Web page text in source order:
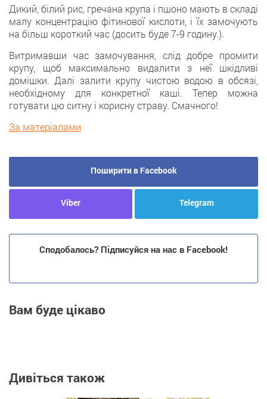
Дикий, білий рис, гречана крупа і пшоно мають в складі
малу концентрацію фітинової кислоти, і їх замочують
на більш короткий час (досить буде 7-9 годину.).
Витримавши час замочування, слід добре промити
крупу, щоб максимально видалити з неї шкідливі
домішки. Далі залити крупу чистою водою в обсязі,
необхідному для конкретної каші. Тепер можна
готувати цю ситну і корисну страву. Смачного!
За матеріалами
Поширити в Facebook
Viber Telegram
Сподобалось? Підписуйся на нас в Facebook!
Вам буде цікаво
Дивіться також